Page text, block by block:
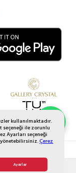
kullanılmaktadır.
seçeneği ile zorunlu
Ayarları seçeneği
yönetebilirsiniz.Çerez
Ayarlar